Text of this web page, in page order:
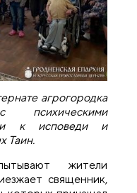
агрогородка
к исповеди и
Таин.
жители
священник,